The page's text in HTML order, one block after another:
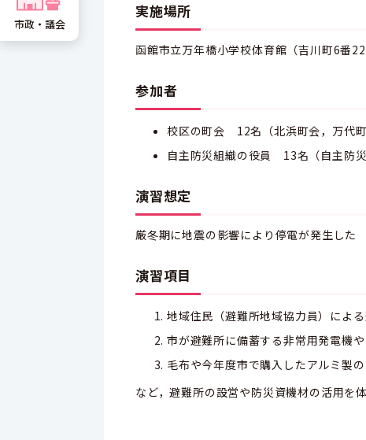
実施場所
函館市立万年橋小学校体育館（吉川町6番22
参加者
校区の町会 12名（北浜町会，万代町
自主防災組織の役員 13名（自主防
演習想定
厳冬期に地震の影響により停電が発生した
演習項目
地域住民（避難所地域協力員）によ
市が避難所に備蓄する非常用発電機
毛布や今年度市で購入したアルミ製
など，避難所の設営や防災資機材の活用を
市政・議会